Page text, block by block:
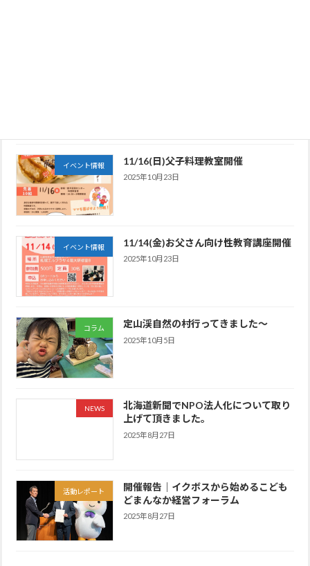
イベント情報 11/16(日)父子料理教室開催
2025年10月23日
イベント情報 11/14(金)お父さん向け性教育講座開催
2025年10月23日
コラム 定山渓自然の村行ってきました〜
2025年10月5日
NEWS
北海道新聞でNPO法人化について取り
上げて頂きました。
2025年8月27日
活動レポート
開催報告｜イクボスから始めるこども
どまんなか経営フォーラム
2025年8月27日